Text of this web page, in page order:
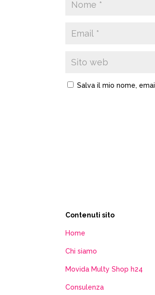
Salva il mio nome,
Contenuti sito
Home
Chi siamo
Movida Multy Shop h24
Consulenza